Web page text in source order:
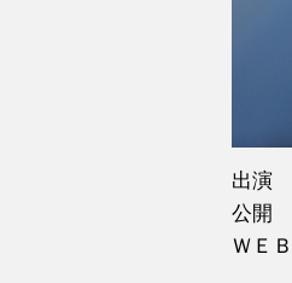
出演
公開
ＷＥＢ